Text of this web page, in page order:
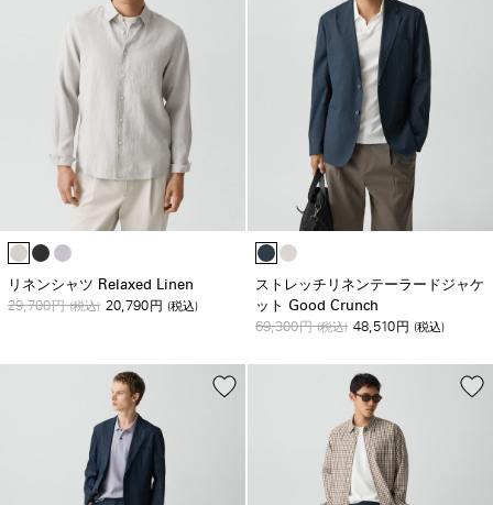
リネンシャツ Relaxed Linen
29,700円(税込) 20,790 円 (税込)
ストレッチリネンテーラードジャケ
ット Good Crunch
69,300円(税込) 48,510 円 (税込)